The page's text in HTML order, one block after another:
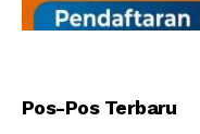
Pos-Pos Terbaru